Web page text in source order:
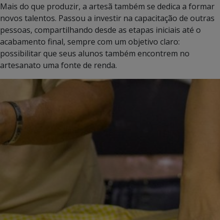
Mais do que produzir, a artesã também se dedica a formar
novos talentos. Passou a investir na capacitação de outras
pessoas, compartilhando desde as etapas iniciais até o
acabamento final, sempre com um objetivo claro:
possibilitar que seus alunos também encontrem no
artesanato uma fonte de renda.